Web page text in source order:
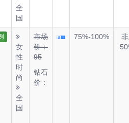
全
国
女
性
时
尚
全
国
市场
价：
95
钻石
价：
75%-100%